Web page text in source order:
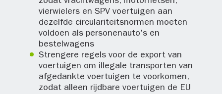
vierwielers en SPV voertuigen aan
dezelfde circulariteitsnormen moeten
voldoen als personenauto's en
bestelwagens
Strengere regels voor de export van
voertuigen om illegale transporten van
afgedankte voertuigen te voorkomen,
zodat alleen rijdbare voertuigen de EU